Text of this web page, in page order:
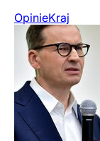
OpinieKraj